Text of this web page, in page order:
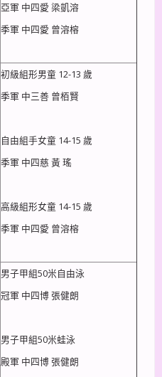
亞軍 中四愛 梁凱溶
季軍 中四愛 曾溶榕
初級組形男童 12-13 歲
季軍 中三善 曾栢賢
自由組手女童 14-15 歲
季軍 中四慈 黃 瑤
高級組形女童 14-15 歲
季軍 中四愛 曾溶榕
男子甲組50米自由泳
冠軍 中四博 張健朗
男子甲組50米蛙泳
殿軍 中四博 張健朗